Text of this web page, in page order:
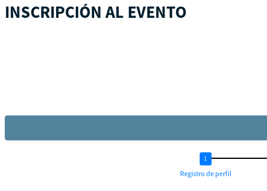
INSCRIPCIÓN AL EVENTO
Registro de perfil